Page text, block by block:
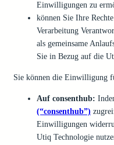
Einwilligungen zu
können Sie Ihre
Verarbeitung
als gemeinsame
Sie in Bezug auf die
Sie können die Einwilligung
Auf consenthub:
(“consenthub”)
Einwilligungen
Utiq Technologie